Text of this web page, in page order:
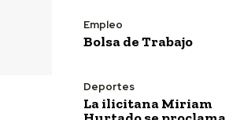
Empleo
Bolsa de Trabajo
Deportes
La ilicitana Miriam